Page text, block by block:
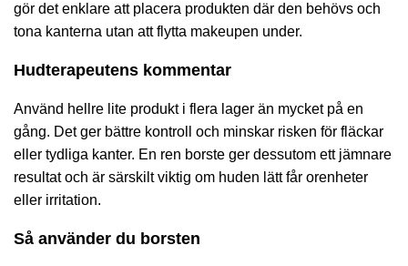
gör det enklare att placera produkten där den behövs och
tona kanterna utan att flytta makeupen under.
Hudterapeutens kommentar
Använd hellre lite produkt i flera lager än mycket på en
gång. Det ger bättre kontroll och minskar risken för fläckar
eller tydliga kanter. En ren borste ger dessutom ett jämnare
resultat och är särskilt viktig om huden lätt får orenheter
eller irritation.
Så använder du borsten